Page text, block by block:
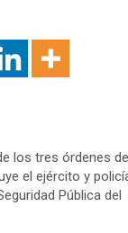
los tres órdenes de
el ejército y
Pública del